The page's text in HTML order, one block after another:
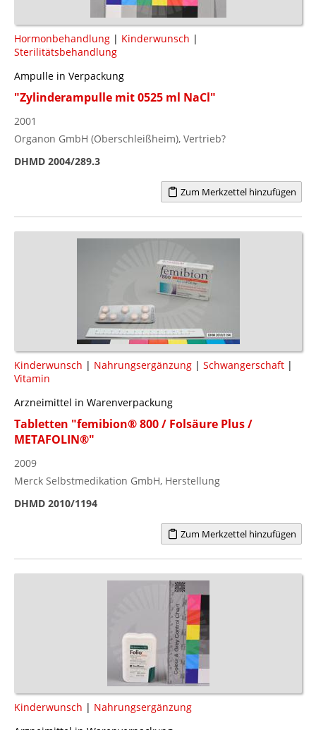
Hormonbehandlung | Kinderwunsch |
Sterilitätsbehandlung
Ampulle in Verpackung
"Zylinderampulle mit 0525 ml NaCl"
2001
Organon GmbH (Oberschleißheim), Vertrieb?
DHMD 2004/289.3
Zum Merkzettel hinzufügen
Kinderwunsch | Nahrungsergänzung | Schwangerschaft |
Vitamin
Arzneimittel in Warenverpackung
Tabletten "femibion® 800 / Folsäure Plus /
METAFOLIN®"
2009
Merck Selbstmedikation GmbH, Herstellung
DHMD 2010/1194
Zum Merkzettel hinzufügen
Kinderwunsch | Nahrungsergänzung